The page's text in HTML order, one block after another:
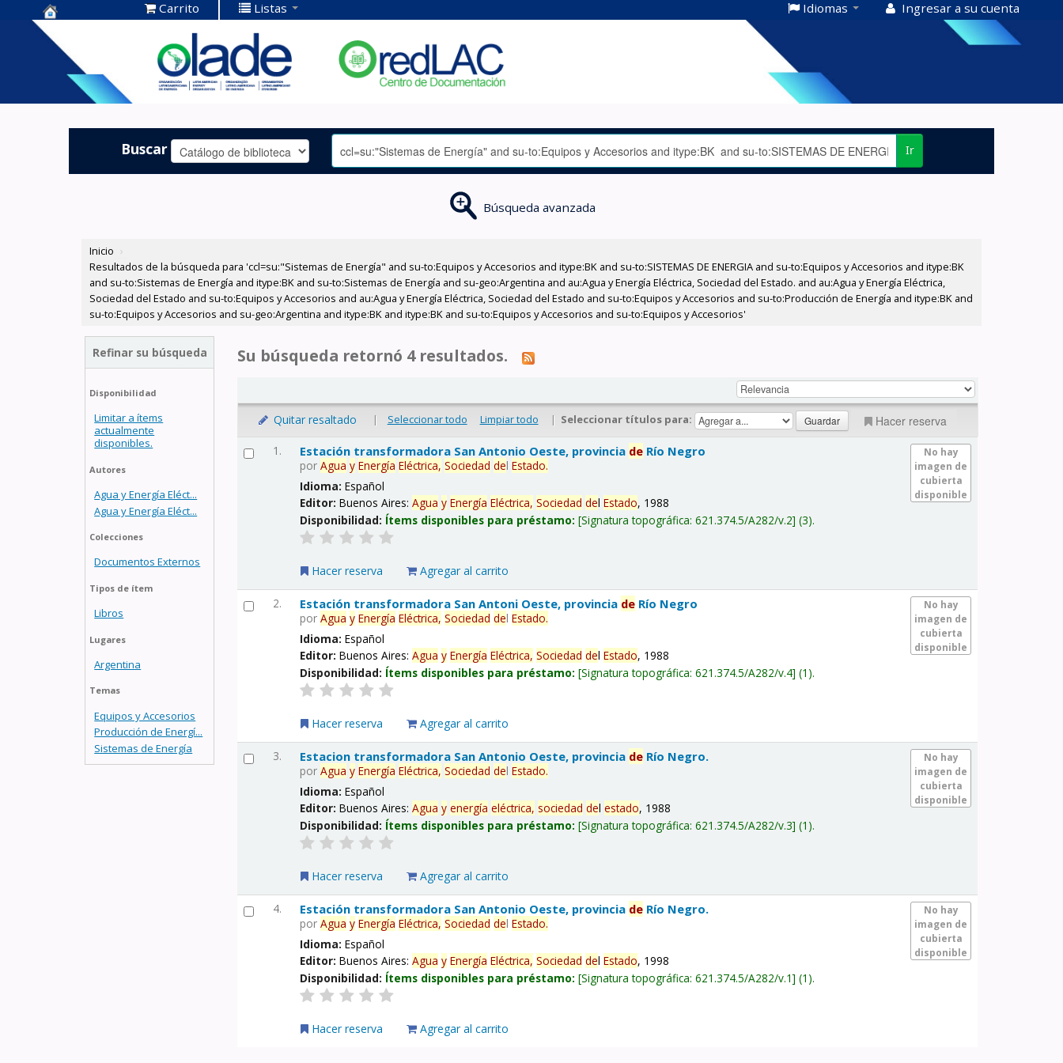
Centro de
Documentación
OLADE -
Carrito Listas Idiomas Ingresar a su cuenta
Buscar Ir
Búsqueda avanzada
Inicio ›
Resultados de la búsqueda para 'ccl=su:"Sistemas de Energía" and su-to:Equipos y Accesorios and itype:BK and su-to:SISTEMAS DE ENERGIA and su-to:Equipos y Accesorios and itype:BK
and su-to:Sistemas de Energía and itype:BK and su-to:Sistemas de Energía and su-geo:Argentina and au:Agua y Energía Eléctrica, Sociedad del Estado. and au:Agua y Energía Eléctrica,
Sociedad del Estado and su-to:Equipos y Accesorios and au:Agua y Energía Eléctrica, Sociedad del Estado and su-to:Equipos y Accesorios and su-to:Producción de Energía and itype:BK and
su-to:Equipos y Accesorios and su-geo:Argentina and itype:BK and itype:BK and su-to:Equipos y Accesorios and su-to:Equipos y Accesorios'
Refinar su búsqueda
Disponibilidad
Limitar a ítems
actualmente
disponibles.
Autores
Agua y Energía Eléct...
Agua y Energía Eléct...
Colecciones
Documentos Externos
Tipos de ítem
Libros
Lugares
Argentina
Temas
Equipos y Accesorios
Producción de Energí...
Sistemas de Energía
Su búsqueda retornó 4 resultados.
Quitar resaltado | Seleccionar todo Limpiar todo | Seleccionar títulos para: Hacer reserva
1.
No hay
imagen de
cubierta
disponible
Estación transformadora San Antonio Oeste, provincia de Río Negro
porAgua y Energía Eléctrica, Sociedad delEstado.
Idioma:Español
Editor:Buenos Aires:Agua y Energía Eléctrica, Sociedad delEstado, 1988
Disponibilidad: Ítems disponibles para préstamo: Signatura topográfica:621.374.5/A282/v.2 (3).
Hacer reserva Agregar al carrito
2.
No hay
imagen de
cubierta
disponible
Estación transformadora San Antoni Oeste, provincia de Río Negro
porAgua y Energía Eléctrica, Sociedad delEstado.
Idioma:Español
Editor:Buenos Aires:Agua y Energía Eléctrica, Sociedad delEstado, 1988
Disponibilidad: Ítems disponibles para préstamo: Signatura topográfica:621.374.5/A282/v.4 (1).
Hacer reserva Agregar al carrito
3.
No hay
imagen de
cubierta
disponible
Estacion transformadora San Antonio Oeste, provincia de Río Negro.
porAgua y Energía Eléctrica, Sociedad delEstado.
Idioma:Español
Editor:Buenos Aires:Agua y energía eléctrica, sociedad delestado, 1988
Disponibilidad: Ítems disponibles para préstamo: Signatura topográfica:621.374.5/A282/v.3 (1).
Hacer reserva Agregar al carrito
4.
No hay
imagen de
cubierta
disponible
Estación transformadora San Antonio Oeste, provincia de Río Negro.
porAgua y Energía Eléctrica, Sociedad delEstado.
Idioma:Español
Editor:Buenos Aires:Agua y Energía Eléctrica, Sociedad delEstado, 1998
Disponibilidad: Ítems disponibles para préstamo: Signatura topográfica:621.374.5/A282/v.1 (1).
Hacer reserva Agregar al carrito